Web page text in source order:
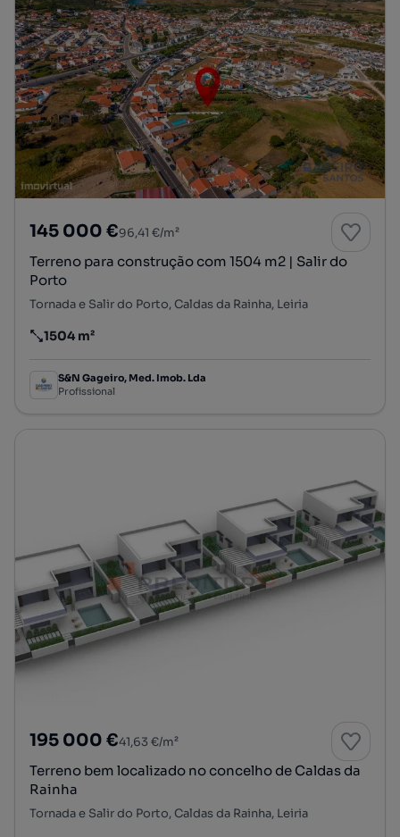
145 000 €96,41 €/m²
Terreno para construção com 1504 m2 | Salir do
Porto
Tornada e Salir do Porto, Caldas da Rainha, Leiria
Preço por metro quadrado
1504 m²
S&N Gageiro, Med. Imob. Lda
Profissional
195 000 €41,63 €/m²
Terreno bem localizado no concelho de Caldas da
Rainha
Tornada e Salir do Porto, Caldas da Rainha, Leiria